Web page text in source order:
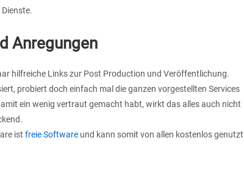
Anregungen
hilfreiche Links zur Post Production und Veröffentlichung.
probiert doch einfach mal die ganzen vorgestellten Services
ein wenig vertraut gemacht habt, wirkt das alles auch nicht
ist freie Software und kann somit von allen kostenlos genutzt